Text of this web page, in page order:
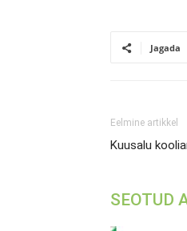
Jagada
Eelmine artikkel
Kuusalu
SEOTUD